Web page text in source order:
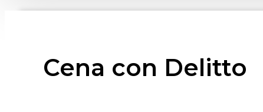
Cena con Delitto